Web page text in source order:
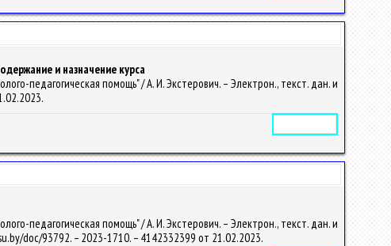
и назначение курса
педагогическая помощь" / А. И. Экстерович. – Электрон., текст. дан. и
педагогическая помощь" / А. И. Экстерович. – Электрон., текст. дан. и
doc/93792. – 2023-1710. – 4142332399 от 21.02.2023.